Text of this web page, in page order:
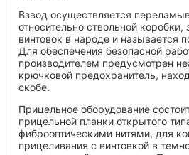
Взвод осуществляется
относительно ствольной коробки,
винтовок в народе и называется
Для обеспечения безопасной
производителем предусмотрен
крючковой предохранитель,
скобе.
Прицельное оборудование
прицельной планки открытого
фиброоптическими нитями, для
прицеливания с винтовкой в